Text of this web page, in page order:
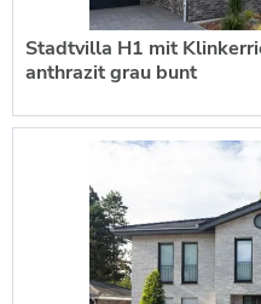
Stadtvilla H1 mit
anthrazit grau bunt